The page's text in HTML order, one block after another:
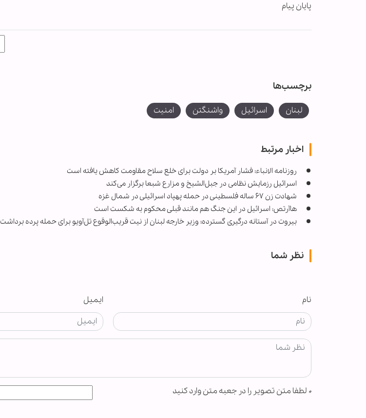
پایان پیام
برچسب‌ها
لبنان اسرائیل واشنگتن امنیت
اخبار مرتبط
روزنامه الانباء: فشار آمریکا بر دولت برای خلع سلاح مقاومت کاهش یافته است
اسرائیل رزمایش نظامی در جبل‌الشیخ و مزارع شبعا برگزار می‌کند
شهادت زن ۶۷ ساله فلسطینی در حمله پهپاد اسرائیلی در شمال غزه
هاآرتص: اسرائیل در این جنگ هم مانند قبلی محکوم به شکست است
بیروت در آستانه درگیری گسترده؛ وزیر خارجه لبنان از نیت قریب‌الوقوع تل‌آویو برای حمله پرده برداشت
نظر شما
نام ایمیل
* لطفا متن تصویر را در جعبه متن وارد کنید